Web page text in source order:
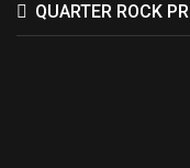
QUARTER ROCK